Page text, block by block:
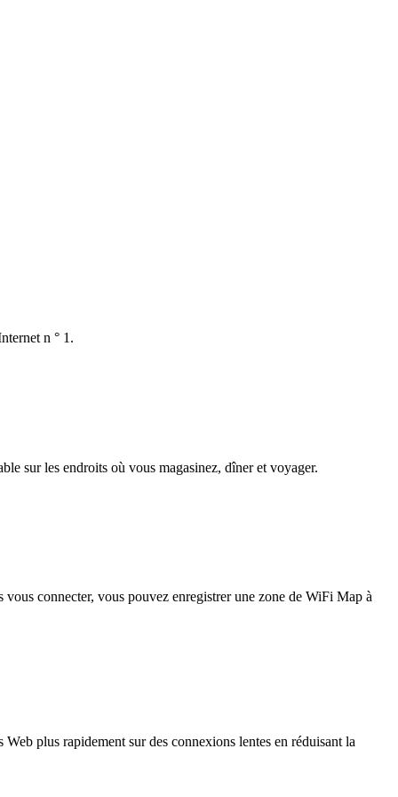
n ° 1.
sur les endroits où vous magasinez, dîner et voyager.
connecter, vous pouvez enregistrer une zone de WiFi Map à
plus rapidement sur des connexions lentes en réduisant la